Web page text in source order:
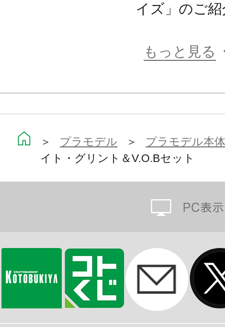
イズ」のご紹
もっと見る
＞ プラモデル ＞ プラモデル本体
イト・グリント＆V.O.Bセット